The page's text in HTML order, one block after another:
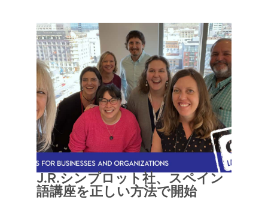
J.R.シンプロット社、スペイン
語講座を正しい方法で開始